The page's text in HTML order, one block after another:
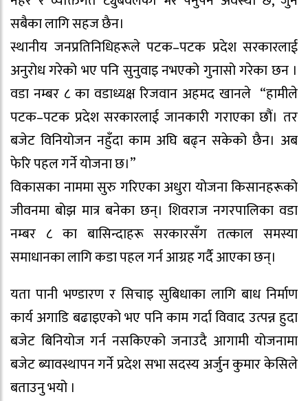
सबैका लागि सहज छैन।
स्थानीय जनप्रतिनिधिहरूले पटक–पटक प्रदेश सरकारलाई
अनुरोध गरेको भए पनि सुनुवाइ नभएको गुनासो गरेका छन ।
वडा नम्बर ८ का वडाध्यक्ष रिजवान अहमद खानले “हामीले
पटक–पटक प्रदेश सरकारलाई जानकारी गराएका छौं। तर
बजेट विनियोजन नहुँदा काम अघि बढ्न सकेको छैन। अब
फेरि पहल गर्ने योजना छ।”
विकासका नाममा सुरु गरिएका अधुरा योजना किसानहरूको
जीवनमा बोझ मात्र बनेका छन्। शिवराज नगरपालिका वडा
नम्बर ८ का बासिन्दाहरू सरकारसँग तत्काल समस्या
समाधानका लागि कडा पहल गर्न आग्रह गर्दै आएका छन्।
यता पानी भण्डारण र सिचाइ सुबिधाका लागि बाध निर्माण
कार्य अगाडि बढाइएको भए पनि काम गर्दा विवाद उत्पन्न हुदा
बजेट बिनियोज गर्न नसकिएको जनाउदै आगामी योजनामा
बजेट ब्यावस्थापन गर्ने प्रदेश सभा सदस्य अर्जुन कुमार केसिले
बताउनु भयो ।